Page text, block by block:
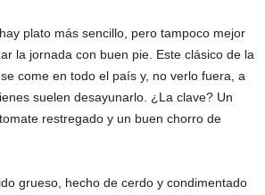
plato más sencillo, pero tampoco mejor
la jornada con buen pie. Este clásico de la
come en todo el país y, no verlo fuera, a
suelen desayunarlo. ¿La clave? Un
restregado y un buen chorro de
grueso, hecho de cerdo y condimentado